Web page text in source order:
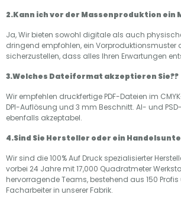
2.Kann ich vor der Massenproduktion ein
Ja, Wir bieten sowohl digitale als auch
dringend empfohlen, ein Vorproduktionsmuster
sicherzustellen, dass alles Ihren Erwartungen
3.Welches Dateiformat akzeptieren Sie??
Wir empfehlen druckfertige PDF-Dateien im
DPI-Auflösung und 3 mm Beschnitt. AI- und
ebenfalls akzeptabel.
4.Sind Sie Hersteller oder ein
Wir sind die 100% Auf Druck spezialisierter
vorbei 24 Jahre mit 17,000 Quadratmeter
hervorragende Teams, bestehend aus 150
Facharbeiter in unserer Fabrik.